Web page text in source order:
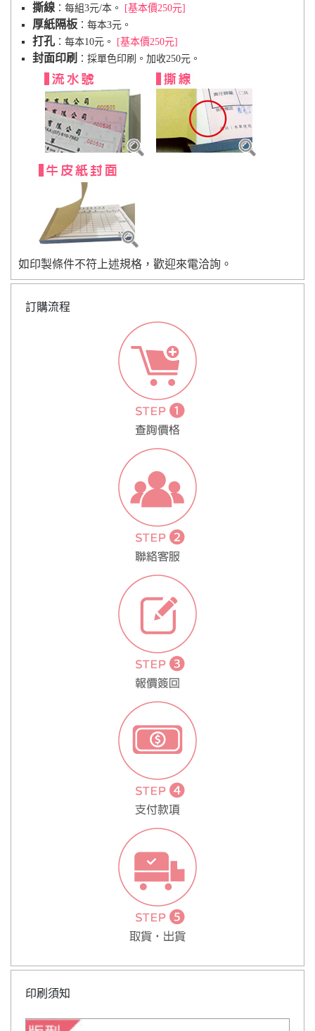
撕線 ：每組3元/本。 [基本價250元]
厚紙隔板 ：每本3元。
打孔 ：每本10元。 [基本價250元]
封面印刷 ：採單色印刷。加收250元。
如印製條件不符上述規格，歡迎來電洽詢。
訂購流程
印刷須知